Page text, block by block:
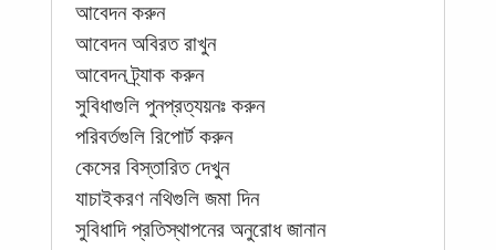
আবেদন করুন
আবেদন অবিরত রাখুন
আবেদন ট্র্যাক করুন
সুবিধাগুলি পুনপ্রত্যয়নঃ করুন
পরিবর্তগুলি রিপোর্ট করুন
কেসের বিস্তারিত দেখুন
যাচাইকরণ নথিগুলি জমা দিন
সুবিধাদি প্রতিস্থাপনের অনুরোধ জানান